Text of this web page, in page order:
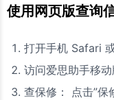
使用网页版查询
打开手机 Safari
访问爱思助手移动
查保修： 点击”保